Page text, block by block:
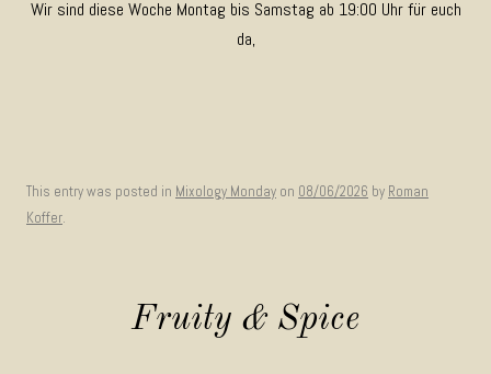
Wir sind diese Woche Montag bis Samstag ab 19:00 Uhr für euch
da,
This entry was posted in Mixology Monday on 08/06/2026 by Roman
Koffer.
Fruity & Spice